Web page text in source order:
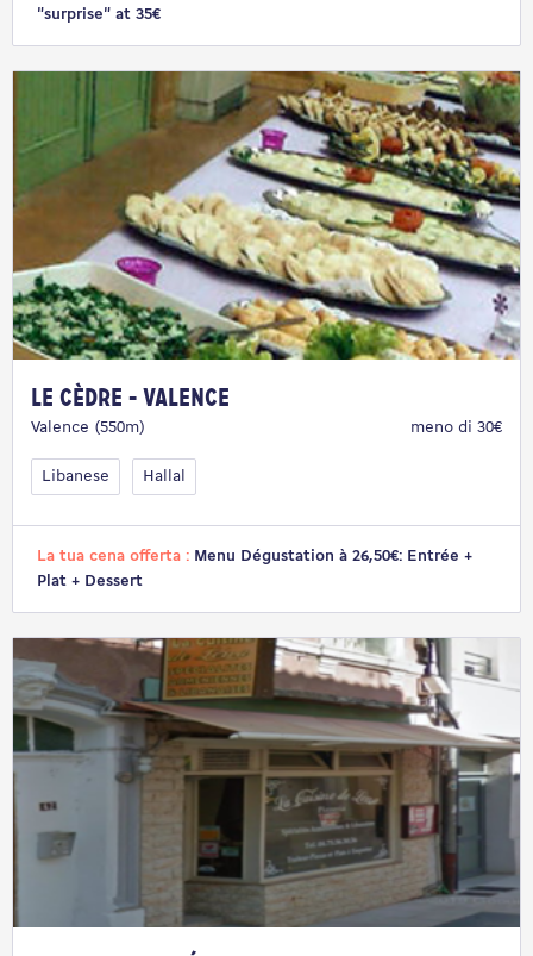
"surprise" at 35€
Le Cèdre - Valence
Valence (550m) meno di 30€
Libanese Hallal
La tua cena offerta : Menu Dégustation à 26,50€: Entrée +
Plat + Dessert